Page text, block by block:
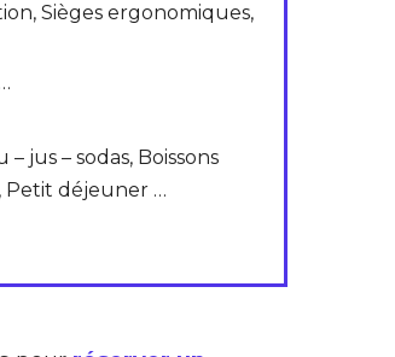
Sièges ergonomiques,
– jus – sodas, Boissons
Petit déjeuner …